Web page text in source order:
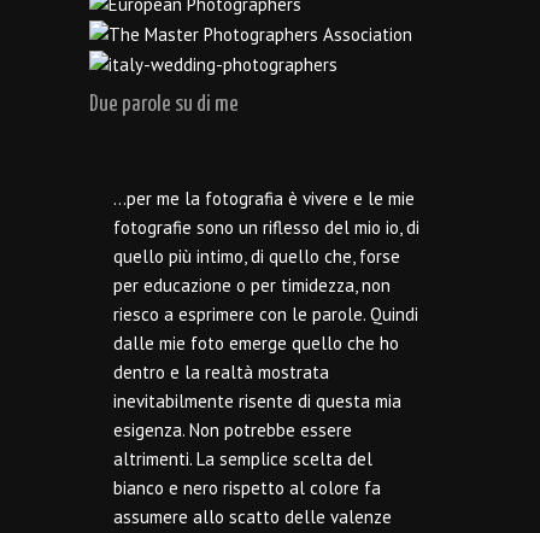
Due parole su di me
…per me la fotografia è vivere e le mie
fotografie sono un riflesso del mio io, di
quello più intimo, di quello che, forse
per educazione o per timidezza, non
riesco a esprimere con le parole. Quindi
dalle mie foto emerge quello che ho
dentro e la realtà mostrata
inevitabilmente risente di questa mia
esigenza. Non potrebbe essere
altrimenti. La semplice scelta del
bianco e nero rispetto al colore fa
assumere allo scatto delle valenze